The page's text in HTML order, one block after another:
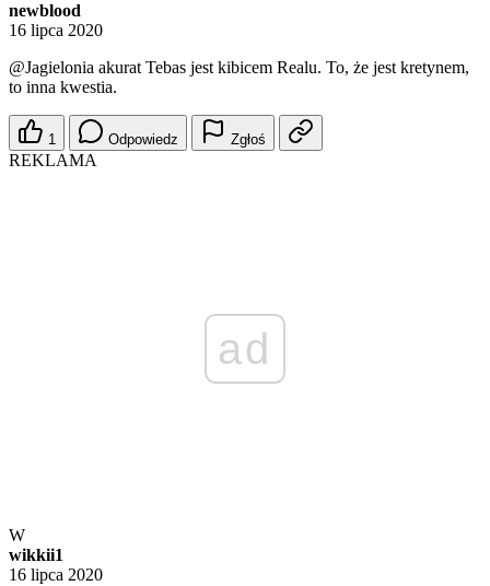
newblood
16 lipca 2020
@Jagielonia akurat Tebas jest kibicem Realu. To, że jest kretynem,
to inna kwestia.
1 Odpowiedz Zgłoś
REKLAMA
ad
W
wikkii1
16 lipca 2020